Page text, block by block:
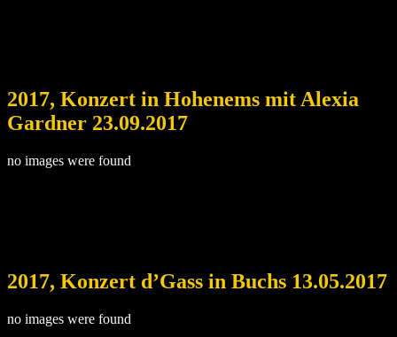
2017, Konzert in Hohenems mit Alexia
Gardner 23.09.2017
no images were found
2017, Konzert d’Gass in Buchs 13.05.2017
no images were found